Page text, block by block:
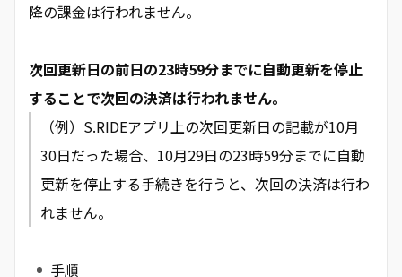
降の課金は行われません。
次回更新日の前日の23時59分までに自動更新を停止
することで次回の決済は行われません。
（例）S.RIDEアプリ上の次回更新日の記載が10月
30日だった場合、10月29日の23時59分までに自動
更新を停止する手続きを行うと、次回の決済は行わ
れません。
手順